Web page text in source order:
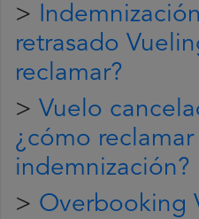
>
retrasado
reclamar?
> Vuelo
¿cómo reclamar
indemnización?
> Overbooking